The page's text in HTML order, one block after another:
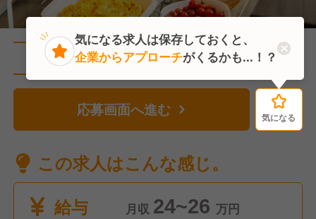
直近6人がこの求人を検討中
応募画面へ進む 気になる
この求人はこんな感じ。
給与
月収 24~26 万円
気になる
気になる求人は保存しておくと、
企業からアプローチがくるかも...！？